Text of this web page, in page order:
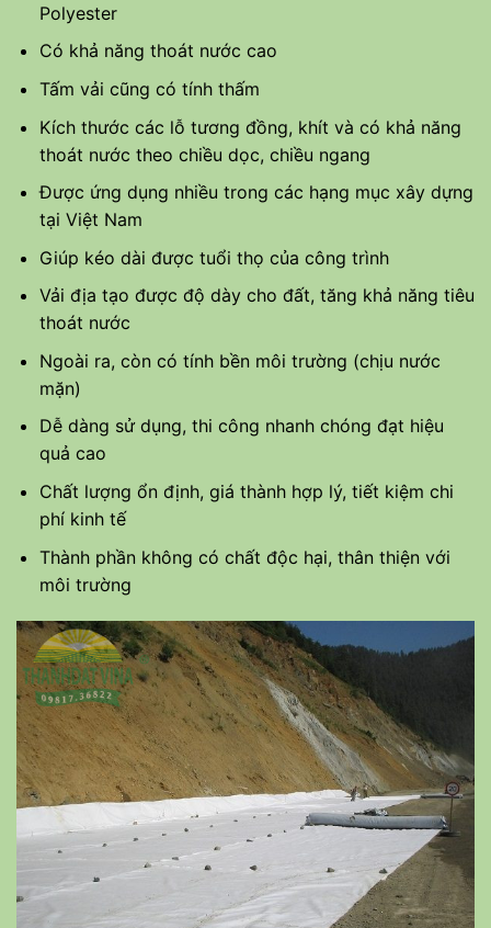
Polyester
Có khả năng thoát nước cao
Tấm vải cũng có tính thấm
Kích thước các lỗ tương đồng, khít và có khả năng
thoát nước theo chiều dọc, chiều ngang
Được ứng dụng nhiều trong các hạng mục xây dựng
tại Việt Nam
Giúp kéo dài được tuổi thọ của công trình
Vải địa tạo được độ dày cho đất, tăng khả năng tiêu
thoát nước
Ngoài ra, còn có tính bền môi trường (chịu nước
mặn)
Dễ dàng sử dụng, thi công nhanh chóng đạt hiệu
quả cao
Chất lượng ổn định, giá thành hợp lý, tiết kiệm chi
phí kinh tế
Thành phần không có chất độc hại, thân thiện với
môi trường